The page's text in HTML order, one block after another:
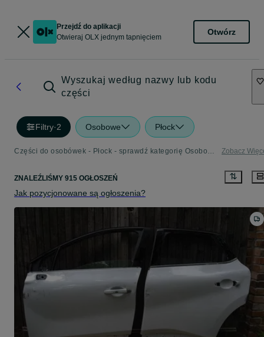
Przejdź do aplikacji
Otwieraj OLX jednym tapnięciem
Otwórz
Wyszukaj według nazwy lub kodu
części
Filtry·2 Osobowe Płock
Części do osobówek - Płock - sprawdź kategorię Osobowe Zobacz
ZNALEŹLIŚMY 915 OGŁOSZEŃ
Jak pozycjonowane są ogłoszenia?